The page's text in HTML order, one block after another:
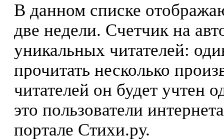
В данном списке
две недели. Счетчик на
уникальных читателей:
прочитать несколько
читателей он будет учтен
это пользователи
портале Стихи.ру.